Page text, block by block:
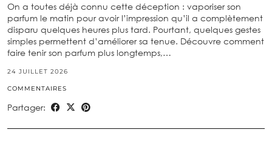
On a toutes déjà connu cette déception : vaporiser son
parfum le matin pour avoir l’impression qu’il a complètement
disparu quelques heures plus tard. Pourtant, quelques gestes
simples permettent d’améliorer sa tenue. Découvre comment
faire tenir son parfum plus longtemps,…
24 JUILLET 2026
COMMENTAIRES
Partager: